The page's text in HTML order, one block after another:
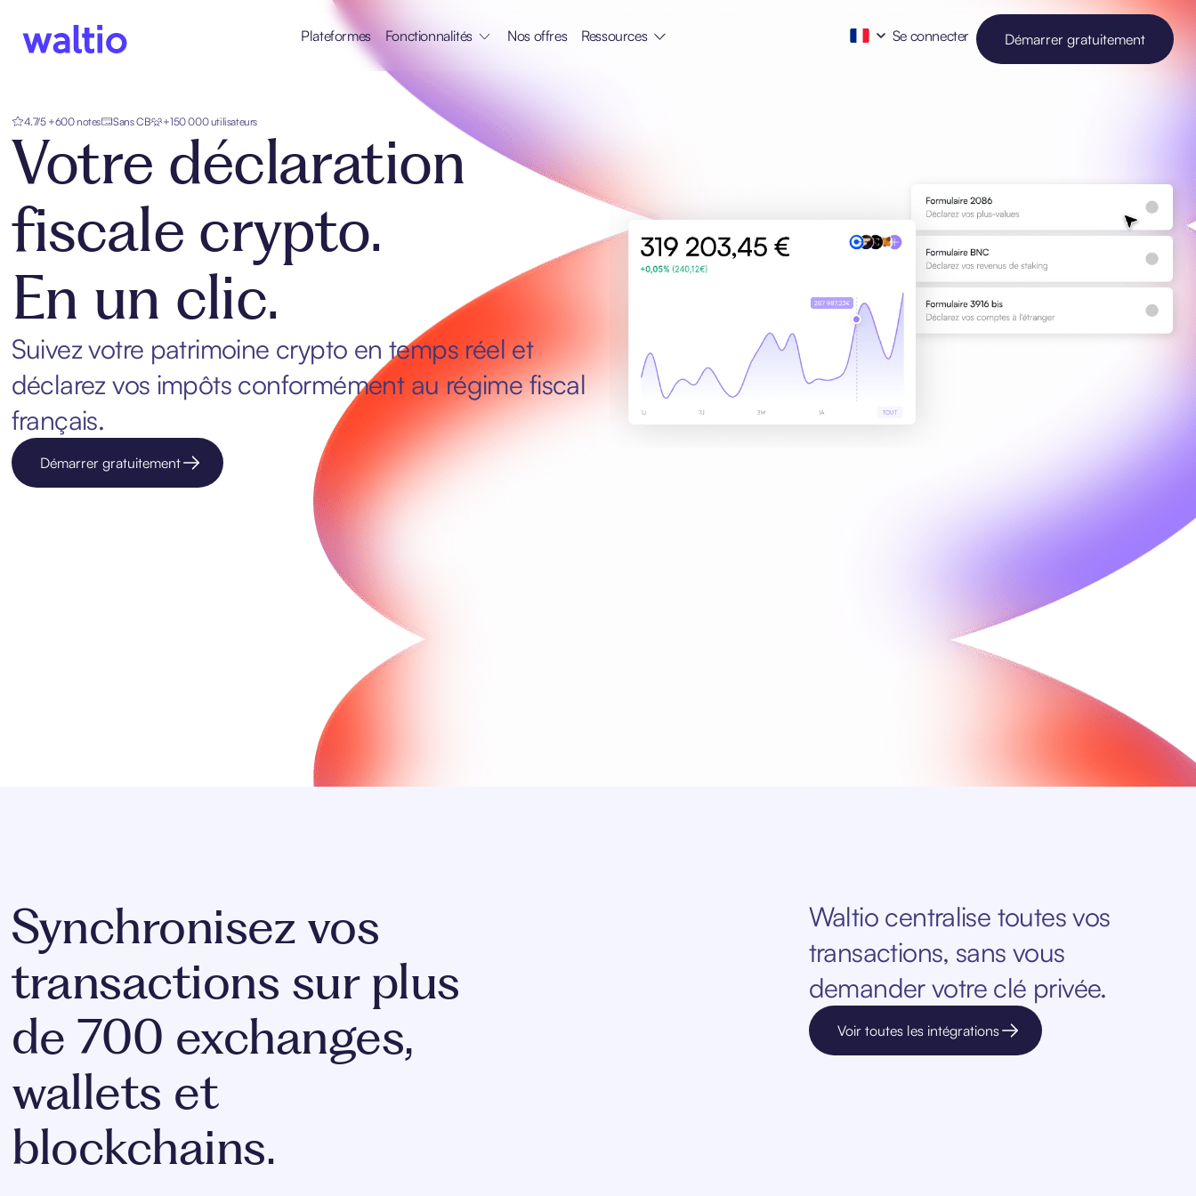
content
Plateformes Fonctionnalités Nos offres Ressources Se connecter Démarrer gratuitement
4.7/5 +600 notes Sans CB +150 000 utilisateurs
Votre déclaration
fiscale crypto.
En un clic.
Suivez votre patrimoine crypto en temps réel et
déclarez vos impôts conformément au régime fiscal
français.
Démarrer gratuitement
Synchronisez vos
transactions sur plus
de 700 exchanges,
wallets et
blockchains.
Waltio centralise toutes vos
transactions, sans vous
demander votre clé privée.
Voir toutes les intégrations